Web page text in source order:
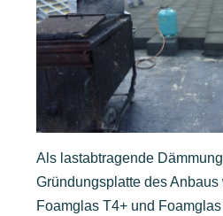
Als lastabtragende
Gründungsplatte des
Foamglas T4+ und